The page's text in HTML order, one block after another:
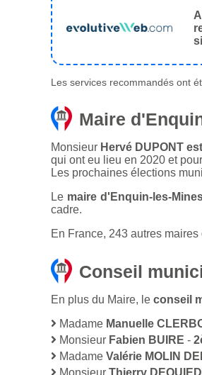
Les services recommandés ont
Maire
Monsieur Hervé DUPONT
qui ont eu lieu en 2020 et
Les prochaines élections
Le maire d'Enquin-les-
cadre.
En France, 243 autres
Conseil
En plus du Maire, le conseil
Madame Manuelle
Monsieur Fabien BUIRE -
Madame Valérie MOLIN
Monsieur Thierry